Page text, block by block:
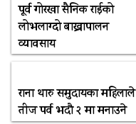
पूर्व गोरखा सैनिक राईको
लोभलाग्दो बाख्रापालन
व्यावसाय
राना थारु समुदायका महिलाले
तीज पर्व भदौ २ मा मनाउने